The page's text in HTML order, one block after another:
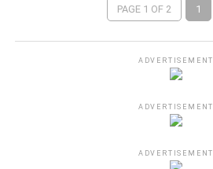
PAGE 1 OF 2 1
ADVERTISEMENT
ADVERTISEMENT
ADVERTISEMENT